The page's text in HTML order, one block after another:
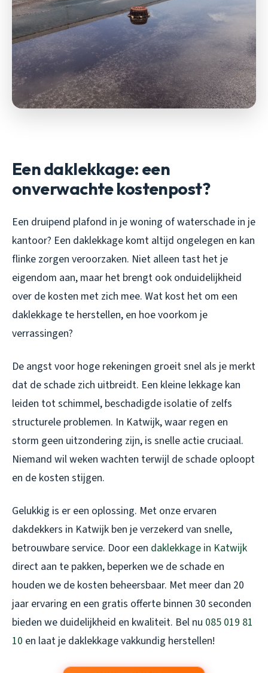
Een daklekkage: een
onverwachte kostenpost?
Een druipend plafond in je woning of waterschade in je
kantoor? Een daklekkage komt altijd ongelegen en kan
flinke zorgen veroorzaken. Niet alleen tast het je
eigendom aan, maar het brengt ook onduidelijkheid
over de kosten met zich mee. Wat kost het om een
daklekkage te herstellen, en hoe voorkom je
verrassingen?
De angst voor hoge rekeningen groeit snel als je merkt
dat de schade zich uitbreidt. Een kleine lekkage kan
leiden tot schimmel, beschadigde isolatie of zelfs
structurele problemen. In Katwijk, waar regen en
storm geen uitzondering zijn, is snelle actie cruciaal.
Niemand wil weken wachten terwijl de schade oploopt
en de kosten stijgen.
Gelukkig is er een oplossing. Met onze ervaren
dakdekkers in Katwijk ben je verzekerd van snelle,
betrouwbare service. Door een daklekkage in Katwijk
direct aan te pakken, beperken we de schade en
houden we de kosten beheersbaar. Met meer dan 20
jaar ervaring en een gratis offerte binnen 30 seconden
bieden we duidelijkheid en kwaliteit. Bel nu 085 019 81
10 en laat je daklekkage vakkundig herstellen!